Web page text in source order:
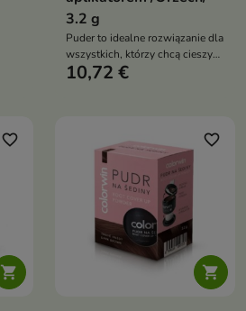
3.2 g
Puder to idealne rozwiązanie dla
wszystkich, którzy chcą cieszyć
się pięknymi, zadbany włosami i
10,72 €

favorite_border

favorite_border